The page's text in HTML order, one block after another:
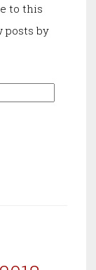
to this
posts by